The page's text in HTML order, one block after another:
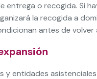
entrega o recogida. Si
la recogida a
antes de
y entidades asistenciales